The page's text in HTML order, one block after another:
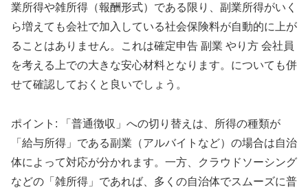
業所得や雑所得（報酬形式）である限り、副業所得がいく
ら増えても会社で加入している社会保険料が自動的に上が
ることはありません。これは確定申告 副業 やり方 会社員
を考える上での大きな安心材料となります。についても併
せて確認しておくと良いでしょう。
ポイント: 「普通徴収」への切り替えは、所得の種類が
「給与所得」である副業（アルバイトなど）の場合は自治
体によって対応が分かれます。一方、クラウドソーシング
などの「雑所得」であれば、多くの自治体でスムーズに普